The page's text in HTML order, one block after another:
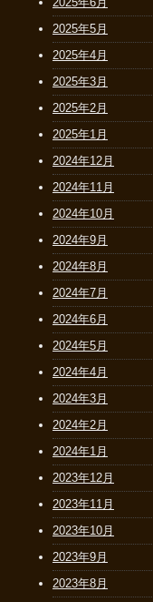
2025年5月
2025年4月
2025年3月
2025年2月
2025年1月
2024年12月
2024年11月
2024年10月
2024年9月
2024年8月
2024年7月
2024年6月
2024年5月
2024年4月
2024年3月
2024年2月
2024年1月
2023年12月
2023年11月
2023年10月
2023年9月
2023年8月